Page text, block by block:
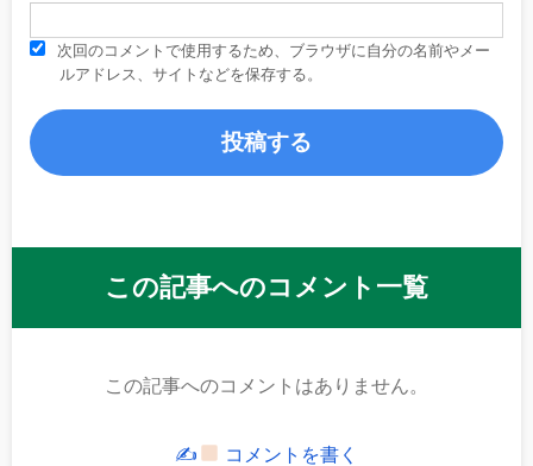
次回のコメントで使用するため、ブラウザに自分の名前やメー
ルアドレス、サイトなどを保存する。
この記事へのコメント一覧
この記事へのコメントはありません。
✍ コメントを書く